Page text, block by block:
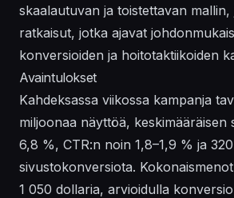
skaalautuvan ja toistettavan mallin,
ratkaisut, jotka ajavat
konversioiden ja hoitotaktiikoiden
Avaintulokset
Kahdeksassa viikossa kampanja
miljoonaa näyttöä, keskimääräisen
6,8 %, CTR:n noin 1,8–1,9 % ja 320
sivustokonversiota.
1 050 dollaria, arvioidulla